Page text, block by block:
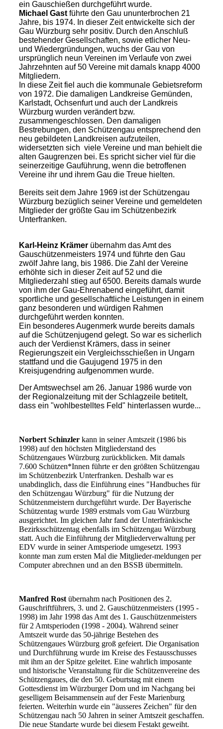
ein Gauschießen durchgeführt wurde.
Michael Gastführte den Gau ununterbrochen 21
Jahre, bis 1974. In dieser Zeit entwickelte sich der
Gau Würzburg sehr positiv. Durch den Anschluß
bestehender Gesellschaften, sowie etlicher Neu-
und Wiedergründungen, wuchs der Gau von
ursprünglich neun Vereinen im Verlaufe von zwei
Jahrzehnten auf 50 Vereine mit damals knapp 4000
Mitgliedern.
In diese Zeit fiel auch die kommunale Gebietsreform
von 1972. Die damaligen Landkreise Gemünden,
Karlstadt, Ochsenfurt und auch der Landkreis
Würzburg wurden verändert bzw.
zusammengeschlossen. Den damaligen
Bestrebungen, den Schützengau entsprechend den
neu gebildeten Landkreisen aufzuteilen,
widersetzten sich viele Vereine und man behielt die
alten Gaugrenzen bei. Es spricht sicher viel für die
seinerzeitige Gauführung, wenn die betroffenen
Vereine ihr und ihrem Gau die Treue hielten.
Bereits seit dem Jahre 1969 ist der Schützengau
Würzburg bezüglich seiner Vereine und gemeldeten
Mitglieder der größte Gau im Schützenbezirk
Unterfranken.
Karl-Heinz Krämerübernahm das Amt des
Gauschützenmeisters 1974 und führte den Gau
zwölf Jahre lang, bis 1986. Die Zahl der Vereine
erhöhte sich in dieser Zeit auf 52 und die
Mitgliederzahl stieg auf 6500. Bereits damals wurde
von ihm der Gau-Ehrenabend eingeführt, damit
sportliche und gesellschaftliche Leistungen in einem
ganz besonderen und würdigen Rahmen
durchgeführt werden konnten.
Ein besonderes Augenmerk wurde bereits damals
auf die Schützenjugend gelegt. So war es sicherlich
auch der Verdienst Krämers, dass in seiner
Regierungszeit ein Vergleichsschießen in Ungarn
stattfand und die Gaujugend 1975 in den
Kreisjugendring aufgenommen wurde.
Der Amtswechsel am 26. Januar 1986 wurde von
der Regionalzeitung mit der Schlagzeile betitelt,
dass ein "wohlbestelltes Feld" hinterlassen wurde...
Norbert Schinzlerkann in seiner Amtszeit (1986 bis
1998) auf den höchsten Mitgliederstand des
Schützengaues Würzburg zurückblicken. Mit damals
7.600 Schützen*Innen führte er den größten Schützengau
im Schützenbezirk Unterfranken. Deshalb war es
unabdinglich, dass die Einführung eines "Handbuches für
den Schützengau Würzburg" für die Nutzung der
Schützenmeistern durchgeführt wurde. Der Bayerische
Schützentag wurde 1989 erstmals vom Gau Würzburg
ausgerichtet. Im gleichen Jahr fand der Unterfränkische
Bezirksschützentag ebenfalls im Schützengau Würzburg
statt. Auch die Einführung der Mitgliederverwaltung per
EDV wurde in seiner Amtsperiode umgesetzt. 1993
konnte man zum ersten Mal die Mitglieder-meldungen per
Computer abrechnen und an den BSSB übermitteln.
Manfred Rostübernahm nach Positionen des 2.
Gauschriftführers, 3. und 2. Gauschützenmeisters (1995 -
1998) im Jahr 1998 das Amt des 1. Gauschützenmeisters
für 2 Amtsperioden (1998 - 2004). Während seiner
Amtszeit wurde das 50-jährige Bestehen des
Schützengaues Würzburg groß gefeiert. Die Organisation
und Durchführung wurde im Kreise des Festausschusses
mit ihm an der Spitze geleitet. Eine wahrlich imposante
und historische Veranstaltung für die Schützenvereine des
Schützengaues, die den 50. Geburtstag mit einem
Gottesdienst im Würzburger Dom und im Nachgang bei
geselligem Beisammensein auf der Feste Marienburg
feierten. Weiterhin wurde ein "äusseres Zeichen" für den
Schützengau nach 50 Jahren in seiner Amtszeit geschaffen.
Die neue Standarte wurde bei diesem Festakt geweiht.